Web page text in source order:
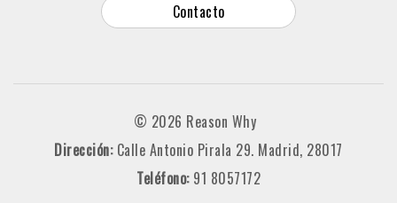
Contacto
© 2026 Reason Why
Dirección: Calle Antonio Pirala 29. Madrid, 28017
Teléfono: 91 8057172